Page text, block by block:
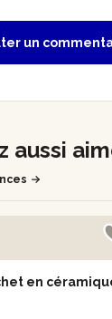
un
aussi
en